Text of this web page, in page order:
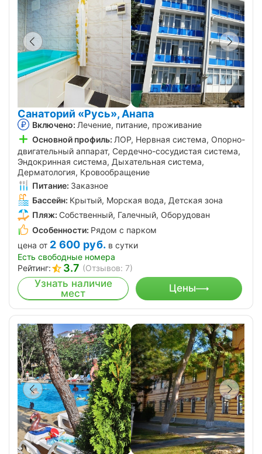
Санаторий «Русь», Анапа
Включено: Лечение, питание, проживание
Основной профиль: ЛОР, Нервная система, Опорно-
двигательный аппарат, Сердечно-сосудистая система,
Эндокринная система, Дыхательная система,
Дерматология, Кровообращение
Питание: Заказное
Бассейн: Крытый, Морская вода, Детская зона
Пляж: Собственный, Галечный, Оборудован
Особенности: Рядом с парком
цена от 2 600 руб. в сутки
Есть свободные номера
Рейтинг:
3.7 (Отзывов: 7)
Узнать наличие
мест
Цены